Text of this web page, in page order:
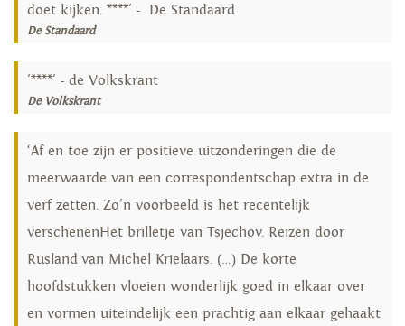
doet kijken. ****' - De Standaard
De Standaard
'****' - de Volkskrant
De Volkskrant
‘Af en toe zijn er positieve uitzonderingen die de
meerwaarde van een correspondentschap extra in de
verf zetten. Zo’n voorbeeld is het recentelijk
verschenenHet brilletje van Tsjechov. Reizen door
Rusland van Michel Krielaars. (…) De korte
hoofdstukken vloeien wonderlijk goed in elkaar over
en vormen uiteindelijk een prachtig aan elkaar gehaakt